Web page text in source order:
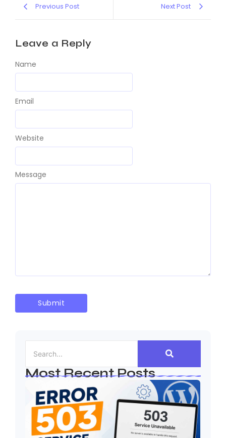
Previous Post Next Post
Leave a Reply
Message
Name
Email
Website
Most Recent Posts